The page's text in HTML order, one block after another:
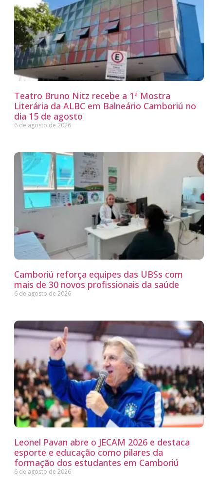
Teatro Bruno Nitz recebe a 1ª Mostra
Literária da ALBC em Balneário Camboriú no
dia 15 de agosto
6 de agosto de 2026
Camboriú reforça equipes das UBSs com
mais de 30 novos profissionais da saúde
6 de agosto de 2026
Leonel Pavan abre o JECAM 2026 e destaca
esporte e educação como pilares da
formação dos estudantes em Camboriú
6 de agosto de 2026